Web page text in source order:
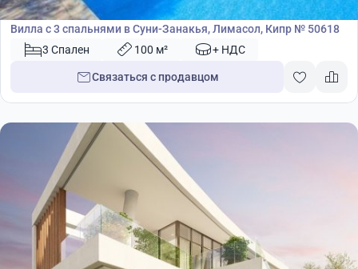
Вилла
Вилла с 3 спальнями в Суни-Занакья, Лимасол, Кипр № 50618
3 Спален
100 м² + НДС
Связаться с продавцом